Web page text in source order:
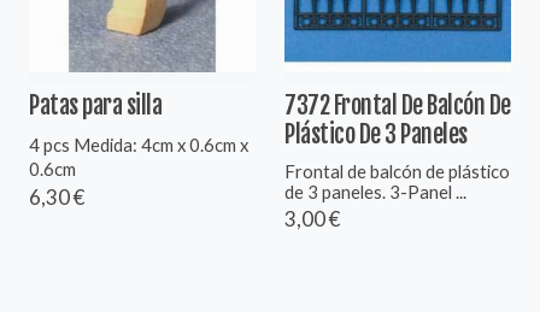
Patas para silla
4 pcs Medida: 4cm x 0.6cm x
0.6cm
6,30 €
7372 Frontal De Balcón De
Plástico De 3 Paneles
Frontal de balcón de plástico
de 3 paneles. 3-Panel ...
3,00 €